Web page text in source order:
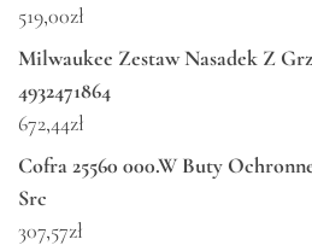
519,00zł
Milwaukee Zestaw Nasadek Z
4932471864
672,44zł
Cofra 25560 000.W Buty
Src
307,57zł